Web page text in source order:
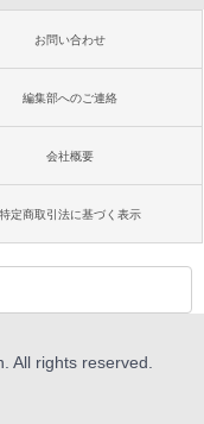
お問い合わせ
編集部へのご連絡
会社概要
特定商取引法に基づく表示
All rights reserved.